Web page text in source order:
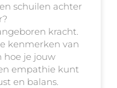
schuilen achter
kracht.
kenmerken van
hoe je jouw
empathie kunt
en balans.